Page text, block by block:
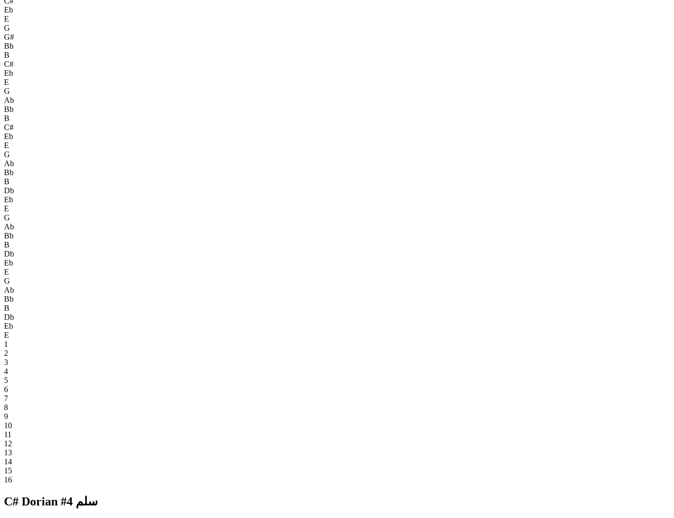
Eb
E
G
G#
Bb
B
C#
Eb
E
G
Ab
Bb
B
C#
Eb
E
G
Ab
Bb
B
Db
Eb
E
G
Ab
Bb
B
Db
Eb
E
G
Ab
Bb
B
Db
Eb
E
1
2
3
4
5
6
7
8
9
10
11
12
13
14
15
16
C# Dorian #4 سلم